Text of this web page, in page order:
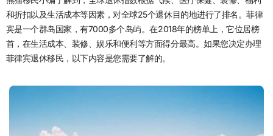
和折扣以及生活成本等因素，对全球25个退休目的地进行了排名。菲律
宾是一个群岛国家，有7000多个岛屿。在2018年的榜单上，它位居榜
首，在生活成本、装修、娱乐和便利等方面得分最高。如果您决定办理
菲律宾退休移民，以下内容是您需要了解的。